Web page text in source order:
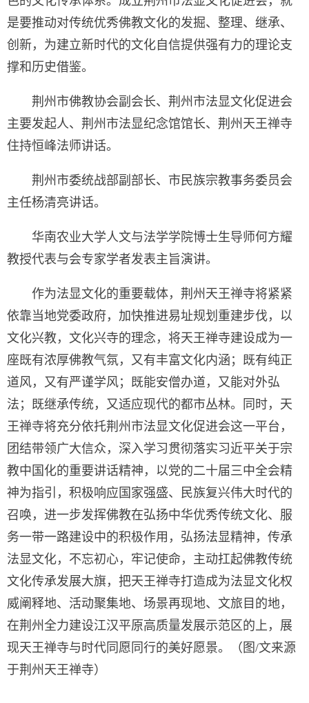
是要推动对传统优秀佛教文化的发掘、整理、继承、
创新，为建立新时代的文化自信提供强有力的理论支
撑和历史借鉴。
荆州市佛教协会副会长、荆州市法显文化促进会
主要发起人、荆州市法显纪念馆馆长、荆州天王禅寺
住持恒峰法师讲话。
荆州市委统战部副部长、市民族宗教事务委员会
主任杨清亮讲话。
华南农业大学人文与法学学院博士生导师何方耀
教授代表与会专家学者发表主旨演讲。
作为法显文化的重要载体，荆州天王禅寺将紧紧
依靠当地党委政府，加快推进易址规划重建步伐，以
文化兴教，文化兴寺的理念，将天王禅寺建设成为一
座既有浓厚佛教气氛，又有丰富文化内涵；既有纯正
道风，又有严谨学风；既能安僧办道，又能对外弘
法；既继承传统，又适应现代的都市丛林。同时，天
王禅寺将充分依托荆州市法显文化促进会这一平台，
团结带领广大信众，深入学习贯彻落实习近平关于宗
教中国化的重要讲话精神，以党的二十届三中全会精
神为指引，积极响应国家强盛、民族复兴伟大时代的
召唤，进一步发挥佛教在弘扬中华优秀传统文化、服
务一带一路建设中的积极作用，弘扬法显精神，传承
法显文化，不忘初心，牢记使命，主动扛起佛教传统
文化传承发展大旗，把天王禅寺打造成为法显文化权
威阐释地、活动聚集地、场景再现地、文旅目的地，
在荆州全力建设江汉平原高质量发展示范区的上，展
现天王禅寺与时代同愿同行的美好愿景。（图/文来源
于荆州天王禅寺）